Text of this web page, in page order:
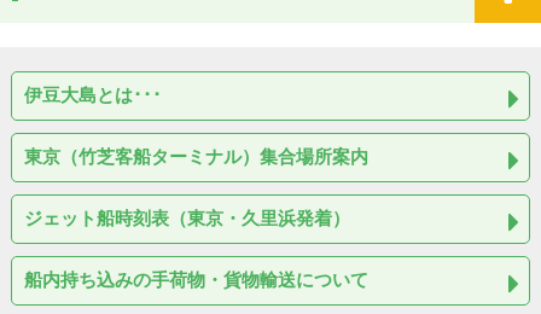
伊豆大島とは･･･
東京（竹芝客船ターミナル）集合場所案内
ジェット船時刻表（東京・久里浜発着）
船内持ち込みの手荷物・貨物輸送について